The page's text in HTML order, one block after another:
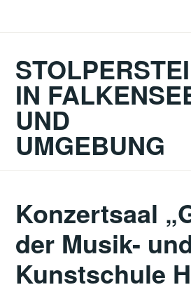
IN
UND
UMGEBUNG
Konzertsaal
der Musik-
Kunstschule